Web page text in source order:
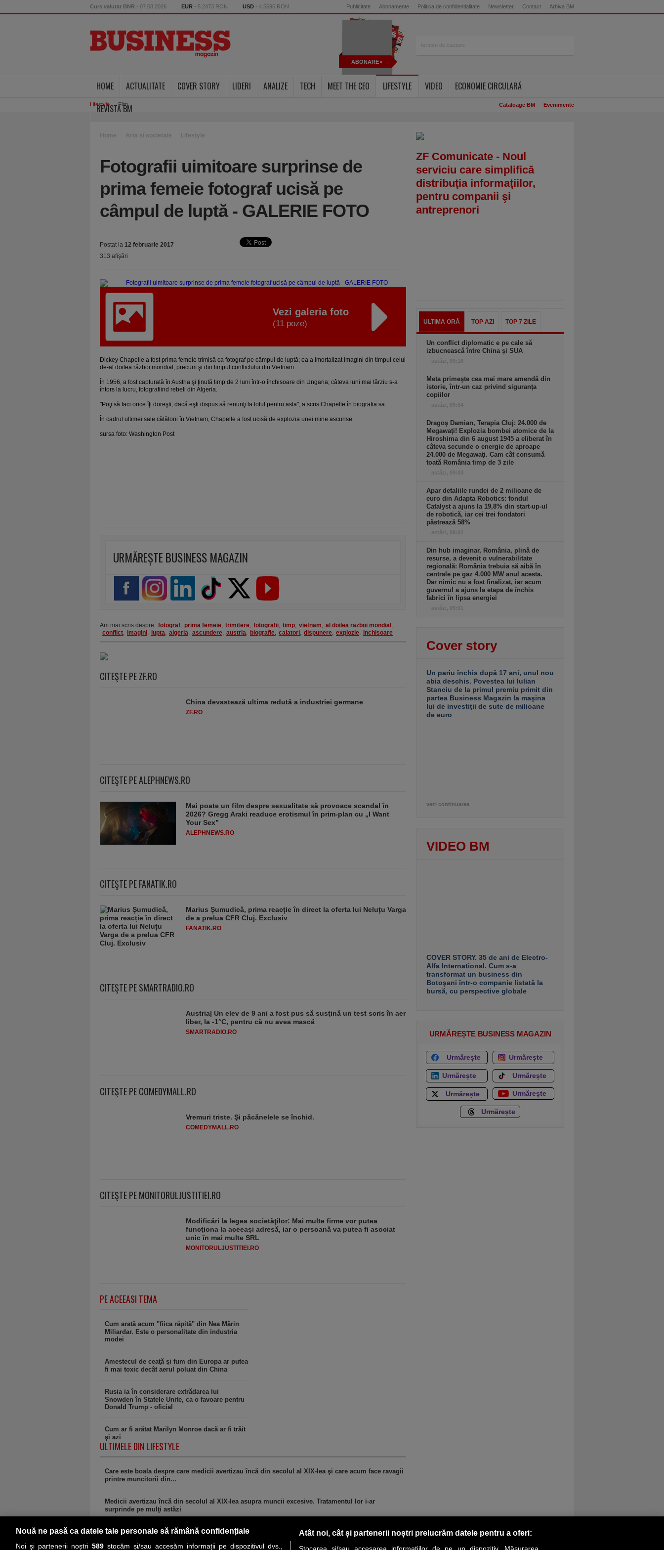
Curs valutar BNR - 07.08.2026 EUR - 5.2473 RON USD - 4.5595 RON Publicitate Abonamente Politica de confidentialitate Newsletter Contact Arhiva BM
ABONARE
HOME ACTUALITATE COVER STORY LIDERI ANALIZE TECH MEET THE CEO LIFESTYLE
Lifestyle Film
VIDEO
ECONOMIE CIRCULARĂ
REVISTA BM
Cataloage BM Evenimente
Home Arta si societate Lifestyle
Fotografii uimitoare surprinse de
prima femeie fotograf ucisă pe
câmpul de luptă - GALERIE FOTO
Postat la 12 februarie 2017
313 afişări
Vezi galeria foto
(11 poze)
Dickey Chapelle a fost prima femeie trimisă ca fotograf pe câmpul de luptă; ea a imortalizat imagini din timpul celui
de-al doilea război mondial, precum şi din timpul conflictului din Vietnam.
În 1956, a fost capturată în Austria şi ţinută timp de 2 luni într-o închisoare din Ungaria; câteva luni mai târziu s-a
întors la lucru, fotografiind rebeli din Algeria.
"Poţi să faci orice îţi doreşti, dacă eşti dispus să renunţi la totul pentru asta", a scris Chapelle în biografia sa.
În cadrul ultimei sale călătorii în Vietnam, Chapelle a fost ucisă de explozia unei mine ascunse.
sursa foto: Washington Post
URMĂREȘTE BUSINESS MAGAZIN
Am mai scris despre: fotograf, prima femeie, trimitere, fotografii, timp, vietnam, al doilea razboi mondial ,
conflict, imagini, lupta, algeria, ascundere, austria, biografie, calatori, dispunere, explozie, inchisoare
CITEŞTE PE ZF.RO
China devastează ultima redută a industriei germane
ZF.RO
CITEŞTE PE ALEPHNEWS.RO
Mai poate un film despre sexualitate să provoace scandal în
2026? Gregg Araki readuce erotismul în prim-plan cu „I Want
Your Sex”
ALEPHNEWS.RO
CITEŞTE PE FANATIK.RO
Marius Șumudică, prima reacție în direct la oferta lui Neluțu Varga
de a prelua CFR Cluj. Exclusiv
FANATIK.RO
CITEŞTE PE SMARTRADIO.RO
Austria| Un elev de 9 ani a fost pus să susţină un test scris în aer
liber, la -1°C, pentru că nu avea mască
SMARTRADIO.RO
CITEŞTE PE COMEDYMALL.RO
Vremuri triste. Şi păcănelele se închid.
COMEDYMALL.RO
CITEŞTE PE MONITORULJUSTITIEI.RO
Modificări la legea societăţilor: Mai multe firme vor putea
funcţiona la aceeaşi adresă, iar o persoană va putea fi asociat
unic în mai multe SRL
MONITORULJUSTITIEI.RO
PE ACEEASI TEMA
Cum arată acum "fiica răpită" din Nea Mărin
Miliardar. Este o personalitate din industria
modei
Amestecul de ceaţă şi fum din Europa ar putea
fi mai toxic decât aerul poluat din China
Rusia ia în considerare extrădarea lui
Snowden în Statele Unite, ca o favoare pentru
Donald Trump - oficial
Cum ar fi arătat Marilyn Monroe dacă ar fi trăit
şi azi
ULTIMELE DIN LIFESTYLE
Care este boala despre care medicii avertizau încă din secolul al XIX-lea şi care acum face ravagii
printre muncitorii din...
Medicii avertizau încă din secolul al XIX-lea asupra muncii excesive. Tratamentul lor i-ar
surprinde pe mulţi astăzi
ZF Comunicate - Noul
serviciu care simplifică
distribuţia informaţiilor,
pentru companii şi
antreprenori
ULTIMA ORĂ TOP AZI TOP 7 ZILE
Un conflict diplomatic e pe cale să
izbucnească între China şi SUA
astăzi, 09:16
Meta primeşte cea mai mare amendă din
istorie, într-un caz privind siguranţa
copiilor
astăzi, 09:04
Dragoş Damian, Terapia Cluj: 24.000 de
Megawaţi! Explozia bombei atomice de la
Hiroshima din 6 august 1945 a eliberat în
câteva secunde o energie de aproape
24.000 de Megawaţi. Cam cât consumă
toată România timp de 3 zile
astăzi, 09:03
Apar detaliile rundei de 2 milioane de
euro din Adapta Robotics: fondul
Catalyst a ajuns la 19,8% din start-up-ul
de robotică, iar cei trei fondatori
păstrează 58%
astăzi, 09:02
Din hub imaginar, România, plină de
resurse, a devenit o vulnerabilitate
regională: România trebuia să aibă în
centrale pe gaz 4.000 MW anul acesta.
Dar nimic nu a fost finalizat, iar acum
guvernul a ajuns la etapa de închis
fabrici în lipsa energiei
astăzi, 09:01
Cover story
Un pariu închis după 17 ani, unul nou
abia deschis. Povestea lui Iulian
Stanciu de la primul premiu primit din
partea Business Magazin la maşina
lui de investiţii de sute de milioane
de euro
vezi continuarea
VIDEO BM
COVER STORY. 35 de ani de Electro-
Alfa International. Cum s-a
transformat un business din
Botoşani într-o companie listată la
bursă, cu perspective globale
URMĂREȘTE BUSINESS MAGAZIN
Urmărește Urmărește
Urmărește Urmărește
Urmărește Urmărește
Urmărește
Nouă ne pasă ca datele tale personale să rămână confidențiale
Noi și partenerii noștri 589stocăm și/sau accesăm informații pe dispozitivul dvs.,
Atât noi, cât și partenerii noștri prelucrăm datele pentru a oferi: